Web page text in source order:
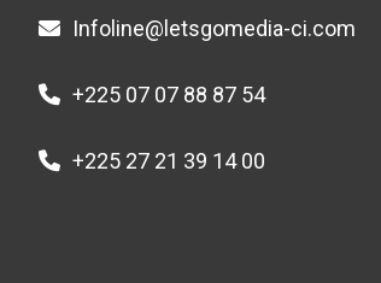
Infoline@letsgomedia-ci.com
+225 07 07 88 87 54
+225 27 21 39 14 00